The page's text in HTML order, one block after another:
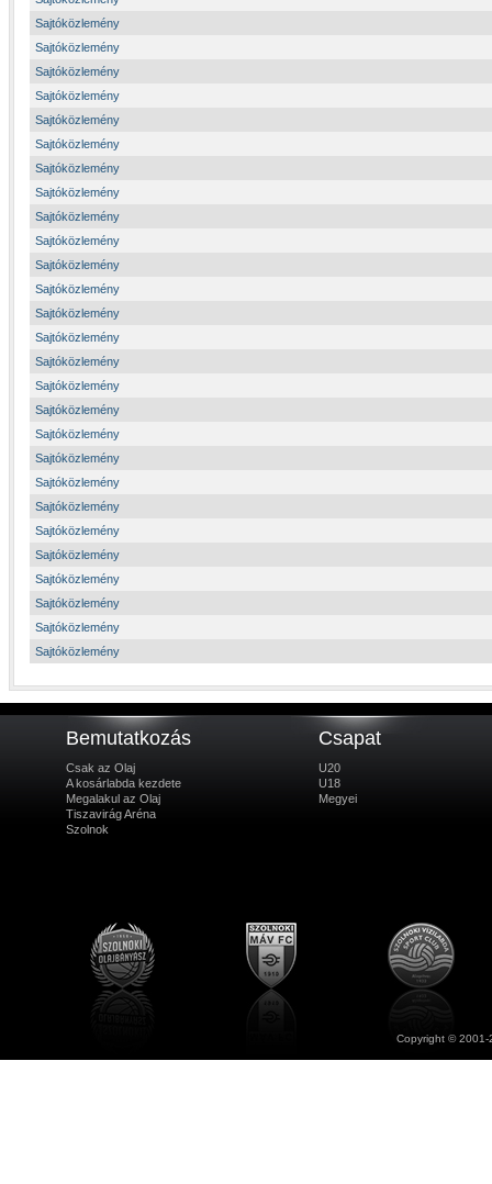
Sajtóközlemény
Sajtóközlemény
Sajtóközlemény
Sajtóközlemény
Sajtóközlemény
Sajtóközlemény
Sajtóközlemény
Sajtóközlemény
Sajtóközlemény
Sajtóközlemény
Sajtóközlemény
Sajtóközlemény
Sajtóközlemény
Sajtóközlemény
Sajtóközlemény
Sajtóközlemény
Sajtóközlemény
Sajtóközlemény
Sajtóközlemény
Sajtóközlemény
Sajtóközlemény
Sajtóközlemény
Sajtóközlemény
Sajtóközlemény
Sajtóközlemény
Sajtóközlemény
Sajtóközlemény
Bemutatkozás
Csak az Olaj
A kosárlabda kezdete
Megalakul az Olaj
Tiszavirág Aréna
Szolnok
Csapat
U20
U18
Megyei
Copyright ©